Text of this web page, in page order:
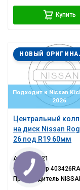
Купить
Подходит к Nissan
2026
Центральный
на диск Nissan
26 под R19 60мм
НОВЫЙ
Арт.
917221
Ориг. номер
Производитель